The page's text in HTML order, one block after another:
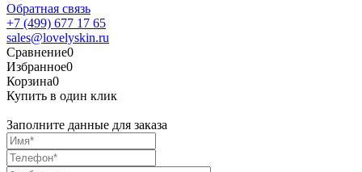
Обратная связь
+7 (499) 677 17 65
sales@lovelyskin.ru
Сравнение0
Избранное0
Корзина0
Купить в один клик
Заполните данные для заказа